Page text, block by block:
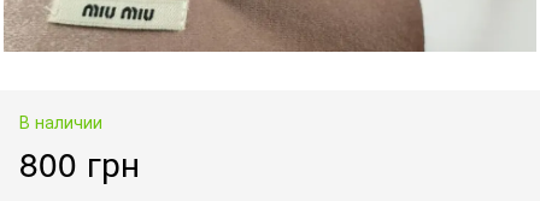
В наличии
800 грн